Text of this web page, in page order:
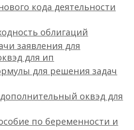
кода деятельности
облигаций
заявления для
для ип
для решения задач
оквэд для
по беременности и